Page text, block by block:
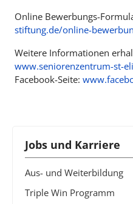
Online Bewerbungs-
stiftung.de/online-
Weitere Informationen
www.seniorenzentrum-st-
Facebook-Seite:
Jobs und Karriere
Aus- und Weiterbildung
Triple Win Programm